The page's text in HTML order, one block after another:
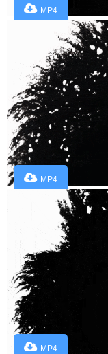
MP4
MP4
MP4